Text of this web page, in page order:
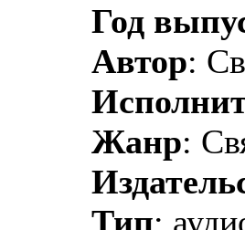
Год
Автор:
Жанр:
Тип: